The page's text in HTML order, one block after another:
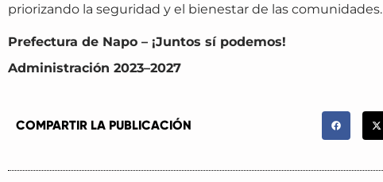
priorizando la seguridad y el bienestar de las comunidades.
Prefectura de Napo – ¡Juntos sí podemos!
Administración 2023–2027
COMPARTIR LA PUBLICACIÓN